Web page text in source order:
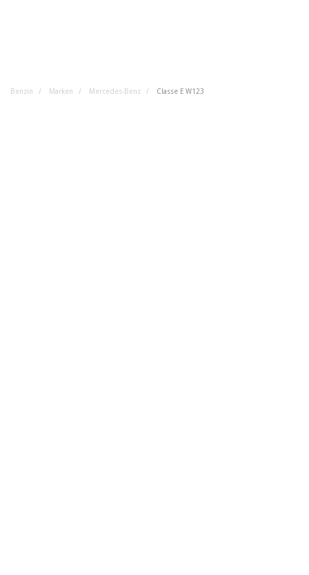
Benzin Marken Mercedes-Benz Classe E W123